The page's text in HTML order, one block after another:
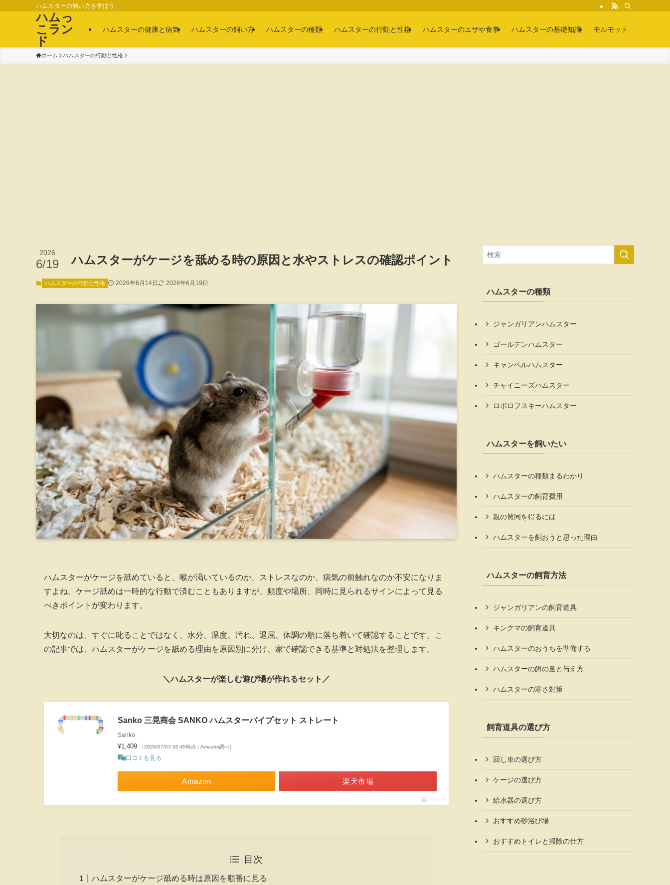
ハムスターの飼い方を学ぼう
ハムっ
こラン
ド
ハムスターの健康と病気 ハムスターの飼い方 ハムスターの種類 ハムスターの行動と性格 ハムスターのエサや食事 ハムスターの基礎知識 モルモット
ホーム ハムスターの行動と性格
ハムスターがケージを舐める時の原因と水やストレスの確認ポイント
2026
6/19
ハムスターの行動と性格 2026年6月14日 2026年6月19日
ハムスターがケージを舐めていると、喉が渇いているのか、ストレスなのか、病気の前触れなのか不安になりま
すよね。ケージ舐めは一時的な行動で済むこともありますが、頻度や場所、同時に見られるサインによって見る
べきポイントが変わります。
大切なのは、すぐに叱ることではなく、水分、温度、汚れ、退屈、体調の順に落ち着いて確認することです。こ
の記事では、ハムスターがケージを舐める理由を原因別に分け、家で確認できる基準と対処法を整理します。
＼ハムスターが楽しむ遊び場が作れるセット／
Sanko 三晃商会 SANKO ハムスターパイプセット ストレート
Sanko
¥1,409 （2026/07/03 00:45時点 | Amazon調べ）
口コミを見る
Amazon 楽天市場
ポチップ
目次
ハムスターがケージ舐める時は原因を順番に見る
ハムスターの種類
ジャンガリアンハムスター
ゴールデンハムスター
キャンベルハムスター
チャイニーズハムスター
ロボロフスキーハムスター
ハムスターを飼いたい
ハムスターの種類まるわかり
ハムスターの飼育費用
親の賛同を得るには
ハムスターを飼おうと思った理由
ハムスターの飼育方法
ジャンガリアンの飼育道具
キンクマの飼育道具
ハムスターのおうちを準備する
ハムスターの餌の量と与え方
ハムスターの寒さ対策
飼育道具の選び方
回し車の選び方
ケージの選び方
給水器の選び方
おすすめ砂浴び場
おすすめトイレと掃除の仕方